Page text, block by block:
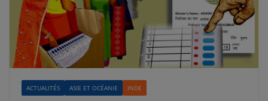
ACTUALITÉS ASIE ET OCÉANIE INDE